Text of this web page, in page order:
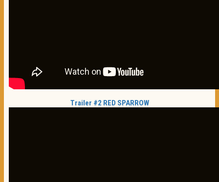
Trailer #2 RED SPARROW